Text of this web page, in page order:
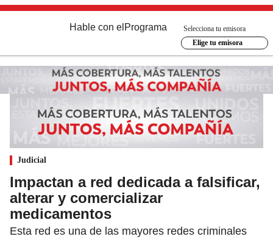
Hable con el Programa
Selecciona tu emisora
Elige tu emisora
Judicial
Impactan a red dedicada a falsificar,
alterar y comercializar
medicamentos
Esta red es una de las mayores redes criminales